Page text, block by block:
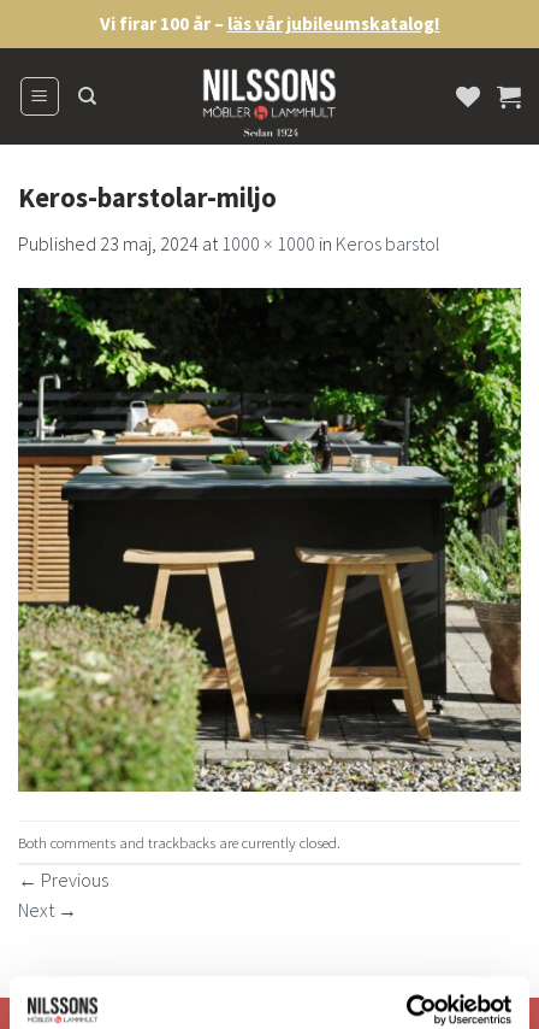
to
content
Vi firar 100 år – läs vår jubileumskatalog!
Keros-barstolar-miljo
Published 23 maj, 2024 at1000 × 1000 in Keros barstol
Both comments and trackbacks are currently closed.
← Previous
Next →